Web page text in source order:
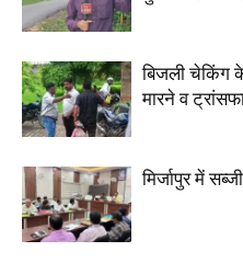
बिजली चेकिंग
मारने व
मिर्जापुर में